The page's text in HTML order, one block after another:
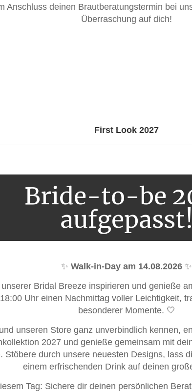
Anschluss deinen Brautberatungstermin bei
Überraschung auf dich!
First Look 2027
Bride-to-be
aufgepasst!
✨ Walk-in-Day am 14.08.2026 ✨
Bridal Breeze inspirieren und genieße
Uhr einen Nachmittag voller Leichtigkeit,
besonderer Momente. 🤍
unseren Store ganz unverbindlich kennen,
2027 und genieße gemeinsam mit
Stöbere durch unsere neuesten Designs, lass
einem erfrischenden Drink auf deinen
Tag: Sichere dir deinen persönlichen